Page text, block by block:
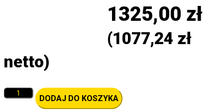
1325,00 zł
(1077,24 zł
netto)
ilość
Pistolet
dystrybucyjny
DODAJ DO KOSZYKA